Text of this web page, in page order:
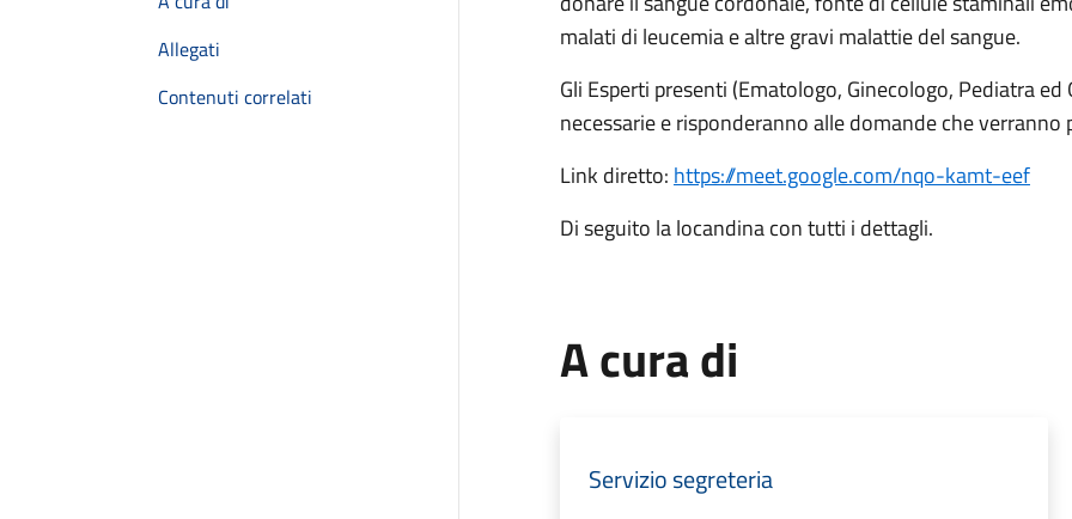
Allegati
Contenuti correlati
malati di leucemia e altre gravi malattie del sangue.
Gli Esperti presenti (Ematologo, Ginecologo, Pediatra
necessarie e risponderanno alle domande che verranno
Link diretto: https://meet.google.com/nqo-kamt-eef
Di seguito la locandina con tutti i dettagli.
A cura di
Servizio segreteria